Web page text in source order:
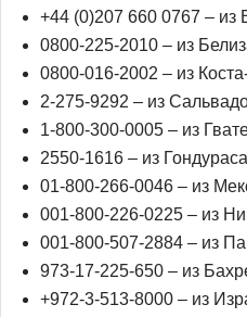
+44 (0)207 660 0767 – из
0800-225-2010 – из
0800-016-2002 – из
2-275-9292 – из
1-800-300-0005 – из
2550-1616 – из
01-800-266-0046 – из
001-800-226-0225 – из
001-800-507-2884 – из
973-17-225-650 – из
+972-3-513-8000 – из